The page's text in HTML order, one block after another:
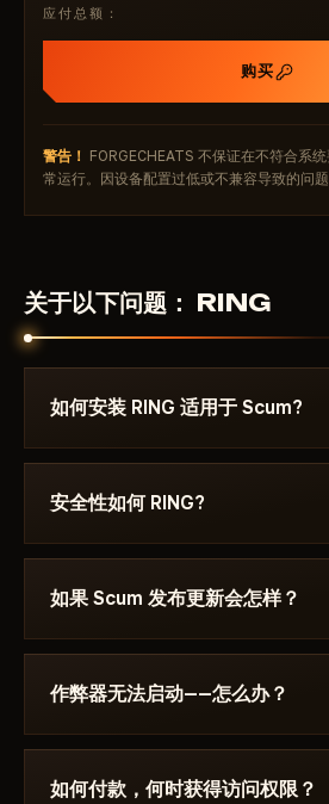
应付总额：
购买
警告！ FORGECHEATS 不保证在不符合系
常运行。因设备配置过低或不兼容导致的问题
关于以下问题： RING
如何安装 RING 适用于 Scum?
付款后你将收到下载链接和专为以
Scum - ，其中注明所需的
Discord 或 Telegram 联系我们，
安全性如何 RING?
该作弊器在以下游戏的最新补丁上
发布。当前状态可在卡片上查看
中 / 风险。若游戏更新后状态发生
架，直到修复发布。
如果 Scum 发布更新会怎样？
补丁发布后24小时内更新。订阅
失。修复完成后作弊器重新出现在
作弊器无法启动——怎么办？
请在 Discord 中描述错误。大多数
解决：启动模式不正确、Secure
如何付款，何时获得访问权限？